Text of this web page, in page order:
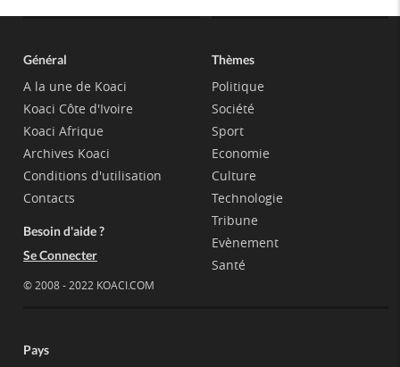
Général
A la une de Koaci
Koaci Côte d'Ivoire
Koaci Afrique
Archives Koaci
Conditions d'utilisation
Contacts
Besoin d'aide ?
Se Connecter
© 2008 - 2022 KOACI.COM
Thèmes
Politique
Société
Sport
Economie
Culture
Technologie
Tribune
Evènement
Santé
Pays